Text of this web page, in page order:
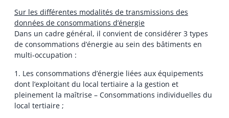
Sur les différentes modalités de transmissions des
données de consommations d’énergie
Dans un cadre général, il convient de considérer 3 types
de consommations d’énergie au sein des bâtiments en
multi-occupation :
1. Les consommations d’énergie liées aux équipements
dont l’exploitant du local tertiaire a la gestion et
pleinement la maîtrise – Consommations individuelles du
local tertiaire ;